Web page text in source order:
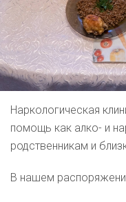
Наркологическая
помощь как алко- и
родственникам и
В нашем